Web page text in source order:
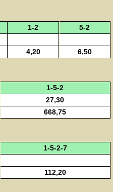
1-2
5-2
4,20 6,50
1-5-2
27,30
668,75
1-5-2-7
112,20